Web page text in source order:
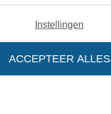
Deutsch
Instellingen
ACCEPTEER ALLES